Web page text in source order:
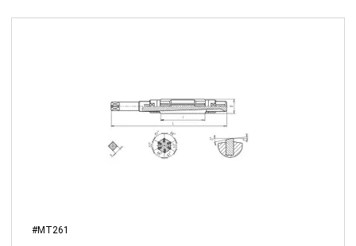
#MT261